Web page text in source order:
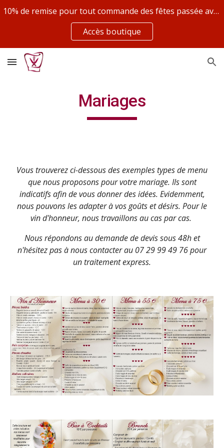
Skip to main content Skip to navigation
10% de remise pour tout commande des fêtes passée avant le 30/10 avec le code NOV10
Accès boutique
Mariages
Vous trouverez ci-dessous des exemples types de menu
que nous proposons pour votre mariage. Ils sont
indicatifs afin de vous donner des idées. Evidemment,
nous pouvons les adapter à vos goûts et désirs. Pour le
vin d'honneur, nous travaillons au cas par cas.
Nous répondons au demande de devis sous 48h et
n'hésitez pas à nous contacter au 07 29 99 49 76 pour
un traitement express.